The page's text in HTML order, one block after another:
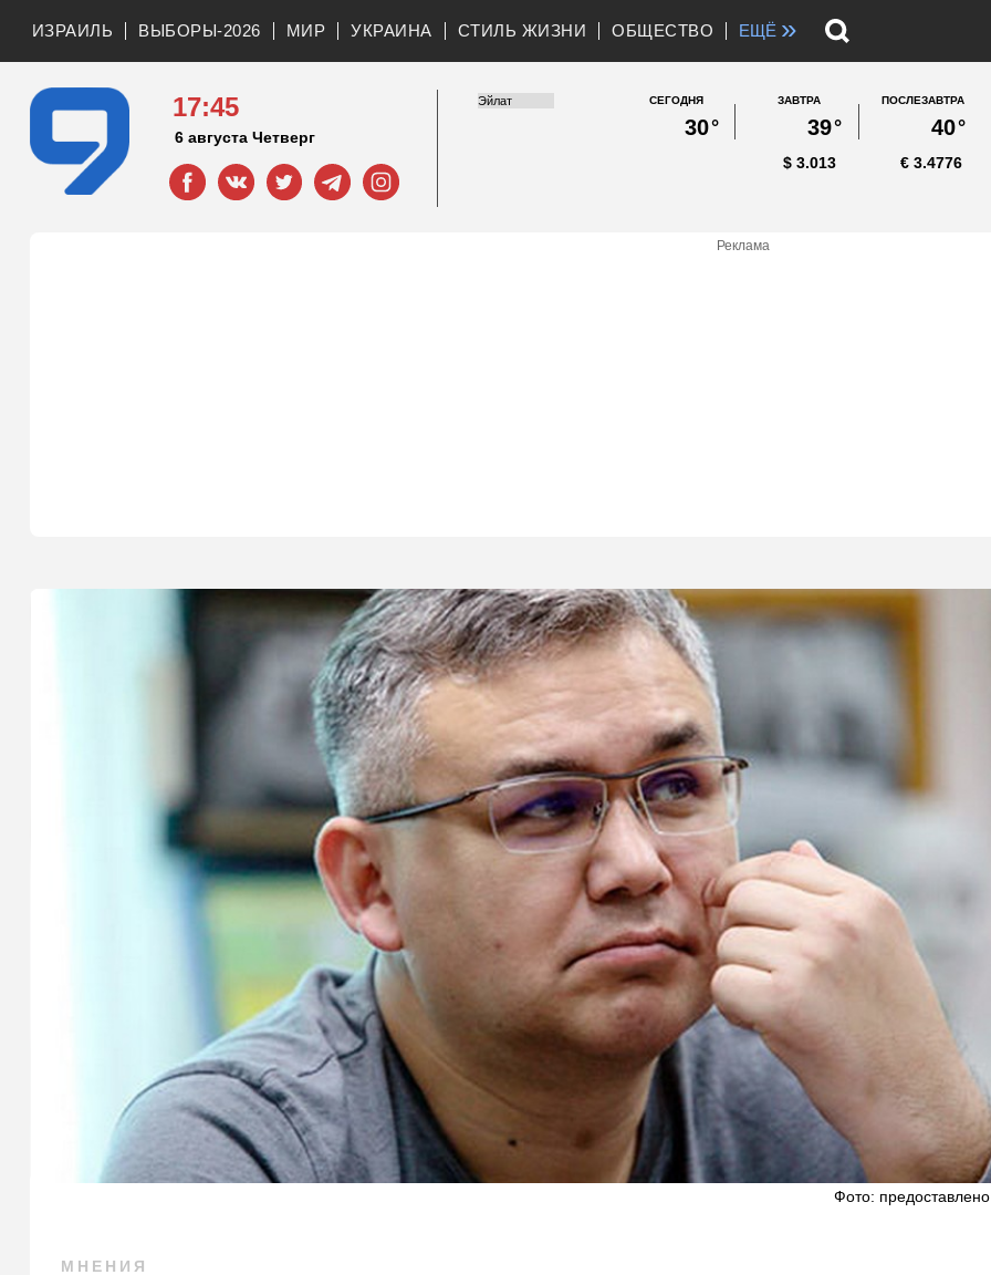
ИЗРАИЛЬ ВЫБОРЫ-2026 МИР УКРАИНА СТИЛЬ ЖИЗНИ ОБЩЕСТВО ЕЩЁ »
17:45
6 августа Четверг
СЕГОДНЯ
30°
ЗАВТРА
39°
ПОСЛЕЗАВТРА
40°
3.013
$ 3.4776
€
Реклама
Фото:
МНЕНИЯ